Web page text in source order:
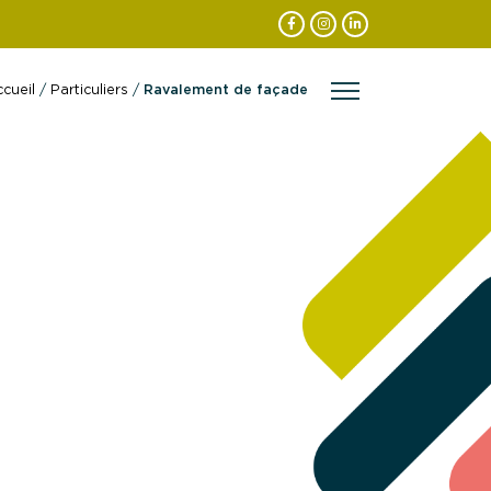
/ Particuliers / Ravalement de façade